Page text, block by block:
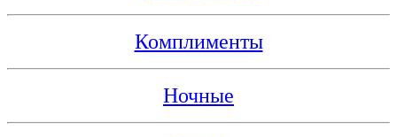
Комплименты
Ночные